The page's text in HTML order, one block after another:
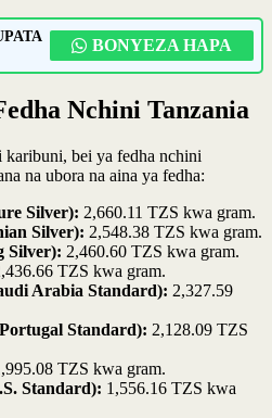
BONYEZA HAPA
Nchini Tanzania
bei ya fedha nchini
na ubora na aina ya fedha:
Silver): 2,660.11 TZS kwa gram.
Silver): 2,548.38 TZS kwa gram.
Silver): 2,460.60 TZS kwa gram.
TZS kwa gram.
Arabia Standard): 2,327.59
Standard): 2,128.09 TZS
TZS kwa gram.
Standard): 1,556.16 TZS kwa